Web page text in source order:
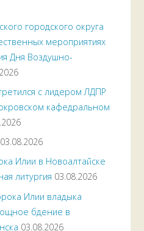
городского округа
мероприятиях
Дня Воздушно-
с лидером ЛДПР
кафедральном
03.08.2026
Илии в Новоалтайске
литургия 03.08.2026
Илии владыка
бдение в
03.08.2026